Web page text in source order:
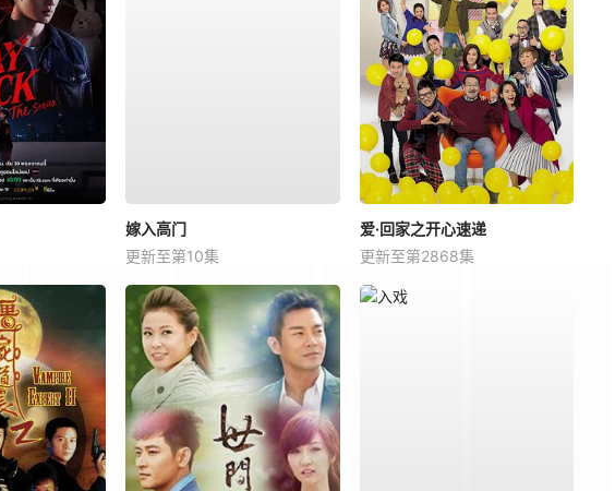
嫁入高门
更新至第10集
爱·回家之开心速递
更新至第2868集